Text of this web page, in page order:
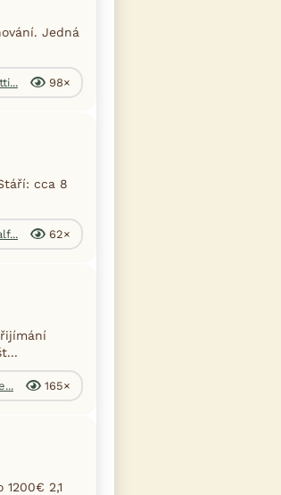
Jedná
98×
cca 8
62×
165×
2,1